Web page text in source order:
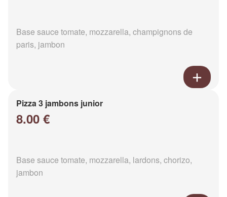
Base sauce tomate, mozzarella, champignons de
paris, jambon
Pizza 3 jambons junior
8.00 €
Base sauce tomate, mozzarella, lardons, chorizo,
jambon